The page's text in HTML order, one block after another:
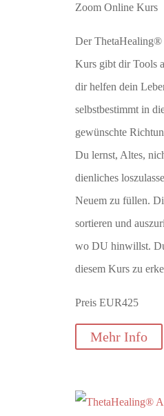
Zoom Online Kurs
Der
Kurs gibt dir Tools
dir helfen dein
selbstbestimmt in
gewünschte
Du lernst, Altes,
dienliches
Neuem zu füllen.
sortieren und
wo DU hinwillst.
diesem Kurs zu
Preis EUR425
Mehr Info